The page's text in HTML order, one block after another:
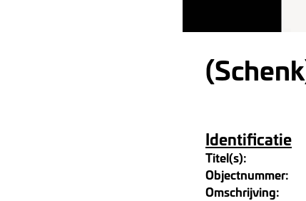
Identificatie
Titel(s):
Objectnummer:
Omschrijving: